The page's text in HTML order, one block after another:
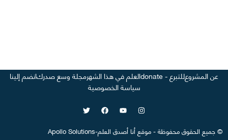
عن المشروعللتبرع - donate العلم في هذا الشهرمجلة وسع صدركانضم إلينا
سياسة الخصوصية
©جميع الحقوق محفوظة-موقعأنا أصدق العلم-
Apollo Solutions